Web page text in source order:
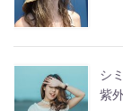
シ
紫